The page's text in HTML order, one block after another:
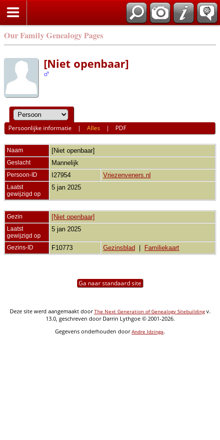
Our Family Genealogy Pages
[Niet openbaar]
Persoonlijke informatie |Alles | PDF
Naam [Niet openbaar]
Geslacht Mannelijk
Persoon-ID I27954 Vriezenveners.nl
Laatst
gewijzigd op
5 jan 2025
Gezin [Niet openbaar]
Laatst
gewijzigd op
5 jan 2025
Gezins-ID F10773 Gezinsblad Familiekaart
Ga naar standaard site
Deze site werd aangemaakt doorThe Next Generation of Genealogy Sitebuildingv.
13.0, geschreven door Darrin Lythgoe © 2001-2026.
Gegevens onderhouden doorAndre Idzinga.